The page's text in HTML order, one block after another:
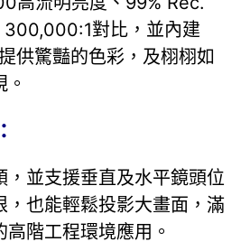
對比，並內建
供驚豔的色彩，及栩栩如
，並支援垂直及水平鏡頭位
，也能輕鬆投影大畫面，滿
階工程環境應用。